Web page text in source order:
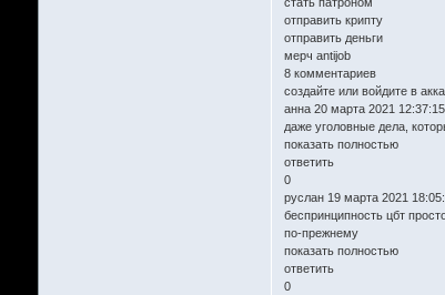
отправить крипту
отправить деньги
мерч antijob
8 комментариев
создайте или войдите в
анна 20 марта 2021 12:37:15
даже уголовные дела,
показать полностью
ответить
0
руслан 19 марта 2021
беспринципность цбт
по-прежнему
показать полностью
ответить
0